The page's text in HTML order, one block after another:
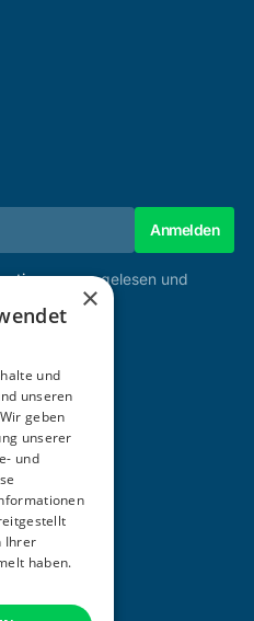
gelesen und
×
und
unseren
geben
unserer
und
Ihrer
haben.